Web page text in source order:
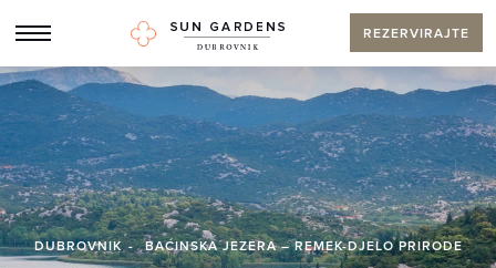
REZERVIRAJTE
DUBROVNIK BAĆINSKA JEZERA – REMEK-DJELO PRIRODE